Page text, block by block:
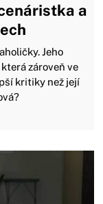
a
Jeho
zároveň ve
kritiky než její